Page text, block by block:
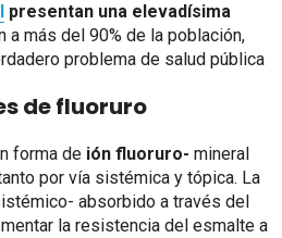
presentan una elevadísima
a más del 90% de la población,
problema de salud pública
de fluoruro
forma de ión fluoruro- mineral
por vía sistémica y tópica. La
absorbido a través del
la resistencia del esmalte a